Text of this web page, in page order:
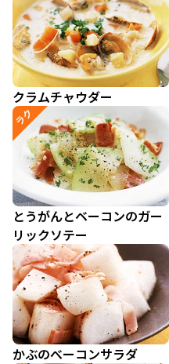
クラムチャウダー
ラク
とうがんとベーコンのガー
リックソテー
かぶのべーコンサラダ